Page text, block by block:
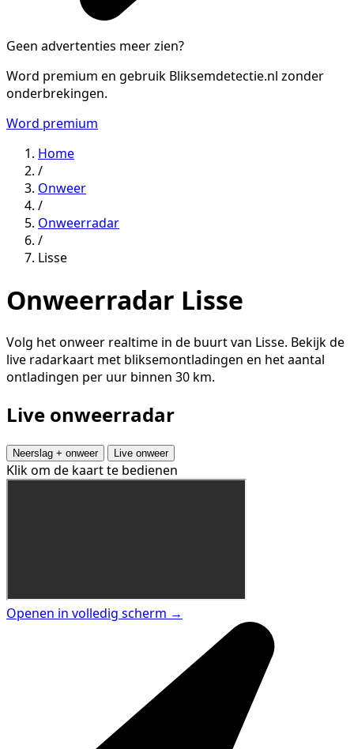
Geen advertenties meer zien?
Word premium en gebruik Bliksemdetectie.nl zonder
onderbrekingen.
Word premium
Home
/
Onweer
/
Onweerradar
/
Lisse
Onweerradar Lisse
Volg het onweer realtime in de buurt van Lisse. Bekijk de
live radarkaart met bliksemontladingen en het aantal
ontladingen per uur binnen 30 km.
Live onweerradar
Neerslag + onweer Live onweer
Klik om de kaart te bedienen
Openen in volledig scherm →